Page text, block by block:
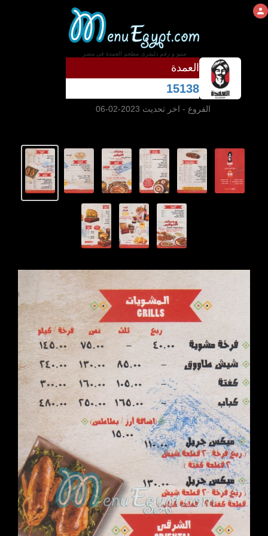
منيو و رقم دليفرى مطعم العمدة فى مصر
العمدة
15138
الفروع - اخر تحديث 2023-02-06